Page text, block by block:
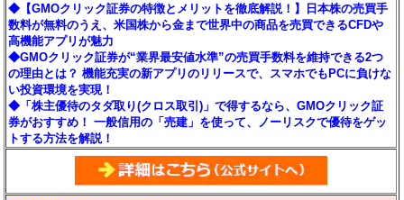
◆【GMOクリック証券の特徴とメリットを徹底解説！】日本株の売買手
数料が無料のうえ、米国株から金まで世界中の商品を売買できるCFDや
高機能アプリが魅力
◆GMOクリック証券が“業界最安値水準”の売買手数料を維持できる2つ
の理由とは？ 機能充実の新アプリのリリースで、スマホでもPCに負けな
い投資環境を実現！
◆「株主優待のタダ取り(クロス取引)」で得するなら、GMOクリック証
券がおすすめ！ 一般信用の「売建」を使って、ノーリスクで優待をゲッ
トする方法を解説！